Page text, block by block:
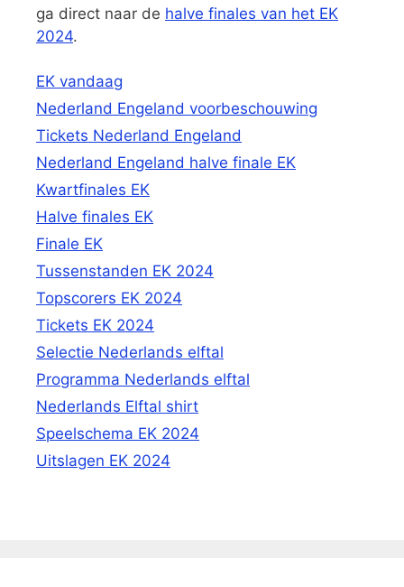
ga direct naar de halve finales van het EK
2024.
EK vandaag
Nederland Engeland voorbeschouwing
Tickets Nederland Engeland
Nederland Engeland halve finale EK
Kwartfinales EK
Halve finales EK
Finale EK
Tussenstanden EK 2024
Topscorers EK 2024
Tickets EK 2024
Selectie Nederlands elftal
Programma Nederlands elftal
Nederlands Elftal shirt
Speelschema EK 2024
Uitslagen EK 2024